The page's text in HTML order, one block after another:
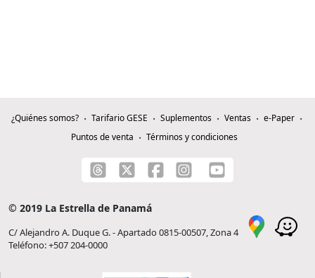
¿Quiénes somos? Tarifario GESE Suplementos Ventas
e-Paper
Puntos de venta
Términos y condiciones
© 2019 La Estrella de Panamá
C/ Alejandro A. Duque G. - Apartado 0815-00507, Zona 4
Teléfono: +507 204-0000